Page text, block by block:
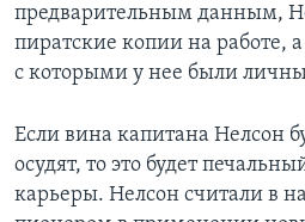
предварительным данным,
пиратские копии на работе,
с которыми у нее были
Если вина капитана Нелсон
осудят, то это будет
карьеры. Нелсон считали в